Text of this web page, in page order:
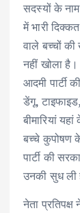
सदस्यों के
में भारी
वाले बच्चों
नहीं खोला
आदमी पार्टी
डेंगू,
बीमारियां
बच्चे कुपोषण
पार्टी की
उनकी सुध ली
नेता